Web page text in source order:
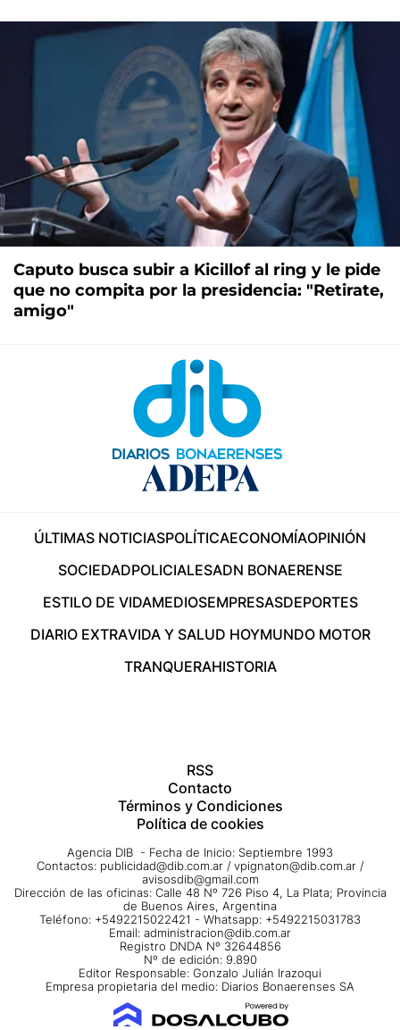
Caputo busca subir a Kicillof al ring y le pide
que no compita por la presidencia: "Retirate,
amigo"
ÚLTIMAS NOTICIASPOLÍTICAECONOMÍAOPINIÓN
SOCIEDADPOLICIALESADN BONAERENSE
ESTILO DE VIDAMEDIOSEMPRESASDEPORTES
DIARIO EXTRAVIDA Y SALUD HOYMUNDO MOTOR
TRANQUERAHISTORIA
RSS
Contacto
Términos y Condiciones
Política de cookies
Agencia DIB - Fecha de Inicio: Septiembre 1993
Contactos: publicidad@dib.com.ar / vpignaton@dib.com.ar /
avisosdib@gmail.com
Dirección de las oficinas: Calle 48 Nº 726 Piso 4, La Plata; Provincia
de Buenos Aires, Argentina
Teléfono: +5492215022421 - Whatsapp: +5492215031783
Email: administracion@dib.com.ar
Registro DNDA Nº 32644856
Nº de edición: 9.890
Editor Responsable: Gonzalo Julián Irazoqui
Empresa propietaria del medio: Diarios Bonaerenses SA